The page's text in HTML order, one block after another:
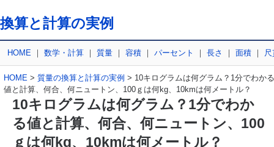
換算と計算の実例
HOME ｜ 数学・計算 ｜ 質量 ｜ 容積 ｜ パーセント ｜ 長さ ｜ 面積 ｜
HOME > 質量の換算と計算の実例 > 10キログラムは何グラム？1分でわかる
値と計算、何合、何ニュートン、100ｇは何kg、10kmは何メートル？
10キログラムは何グラム？1分でわか
る値と計算、何合、何ニュートン、100
ｇは何kg、10kmは何メートル？